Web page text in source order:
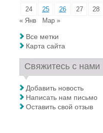
24
25 26 27
28
« Янв
Мар »
Все метки
Карта сайта
Свяжитесь с нами
Добавить новость
Написать нам письмо
Оставить свой отзыв